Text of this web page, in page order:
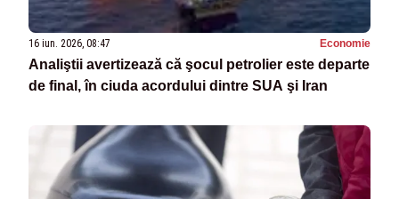
16 iun. 2026, 08:47 Economie
Analiştii avertizează că şocul petrolier este departe
de final, în ciuda acordului dintre SUA şi Iran